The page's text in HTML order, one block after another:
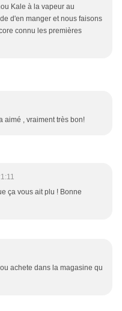
Kale à la vapeur au
d'en manger et nous faisons
connu les premières
aimé , vraiment très bon!
ça vous ait plu ! Bonne
achete dans la magasine qu